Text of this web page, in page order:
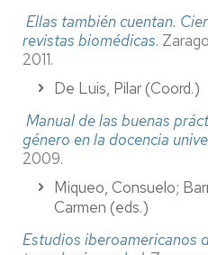
Ellas también cuentan.
revistas biomédicas.
2011.
De Luis, Pilar (Coord.)
Manual de las buenas
género en la docencia
2009.
Miqueo, Consuelo;
Carmen (eds.)
Estudios iberoamericanos